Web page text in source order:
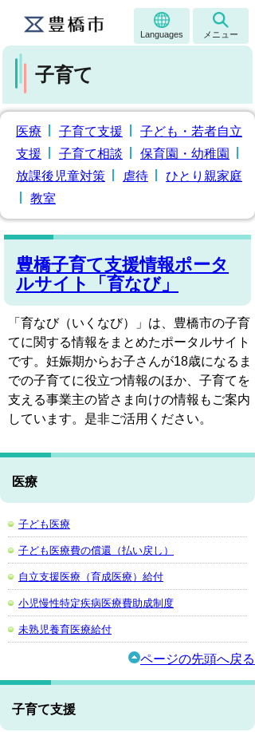
Languages メニュー
子育て
医療 子育て支援
子ども・若者自立
支援
子育て相談
保育園・幼稚園
放課後児童対策
虐待
ひとり親家庭
教室
豊橋子育て支援情報ポータ
ルサイト「育なび」
「育なび（いくなび）」は、豊橋市の子育
てに関する情報をまとめたポータルサイト
です。妊娠期からお子さんが18歳になるま
での子育てに役立つ情報のほか、子育てを
支える事業主の皆さま向けの情報もご案内
しています。是非ご活用ください。
医療
子ども医療
子ども医療費の償還（払い戻し）
自立支援医療（育成医療）給付
小児慢性特定疾病医療費助成制度
未熟児養育医療給付
ページの先頭へ戻る
子育て支援